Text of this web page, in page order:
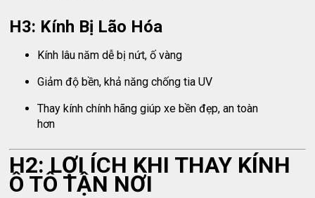
H3: Kính Bị Lão Hóa
Kính lâu năm dễ bị nứt, ố vàng
Giảm độ bền, khả năng chống tia UV
Thay kính chính hãng giúp xe bền đẹp, an toàn
hơn
H2: LỢI ÍCH KHI THAY KÍNH
Ô TÔ TẬN NƠI